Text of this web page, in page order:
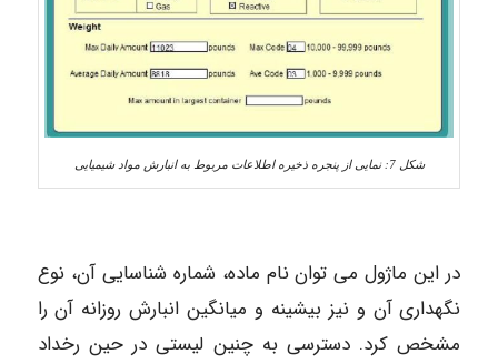
شکل 7: نمایی از پنجره ذخیره اطلاعات مربوط به انبارش مواد شیمیایی
در این ماژول می توان نام ماده، شماره شناسایی آن، نوع
نگهداری آن و نیز بیشینه و میانگین انبارش روزانه آن را
مشخص کرد. دسترسی به چنین لیستی در حین رخداد